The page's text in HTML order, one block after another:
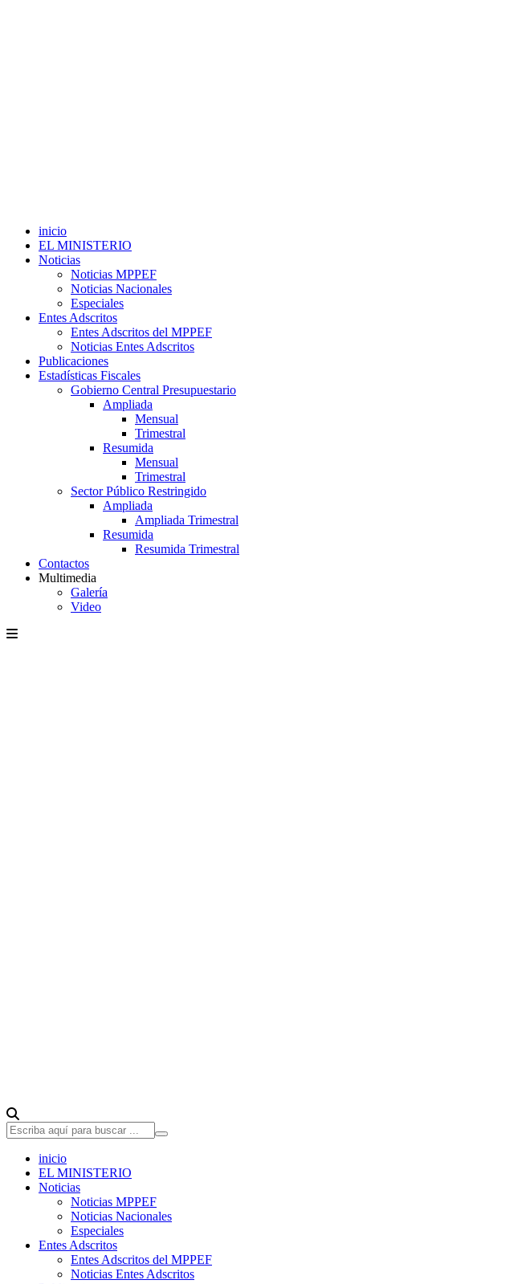
inicio
EL MINISTERIO
Noticias
Noticias MPPEF
Noticias Nacionales
Especiales
Entes Adscritos
Entes Adscritos del MPPEF
Noticias Entes Adscritos
Publicaciones
Estadísticas Fiscales
Gobierno Central Presupuestario
Ampliada
Mensual
Trimestral
Resumida
Mensual
Trimestral
Sector Público Restringido
Ampliada
Ampliada Trimestral
Resumida
Resumida Trimestral
Contactos
Multimedia
Galería
Video
inicio
EL MINISTERIO
Noticias
Noticias MPPEF
Noticias Nacionales
Especiales
Entes Adscritos
Entes Adscritos del MPPEF
Noticias Entes Adscritos